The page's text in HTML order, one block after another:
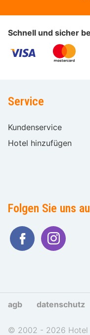
Schnell und sicher
Service
Kundenservice
Hotel hinzufügen
Folgen Sie uns
agb datenschutz
© 2002 - 2026 Hotel